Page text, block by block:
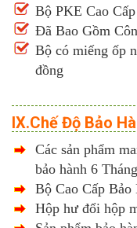
Bộ PKE Cao
Đã Bao Gồm
Bộ có miếng ốp
đồng
IX.Chế Độ Bảo
Các sản phẩm
bảo hành 6
Bộ Cao Cấp Bảo
Hộp hư đổi hộp